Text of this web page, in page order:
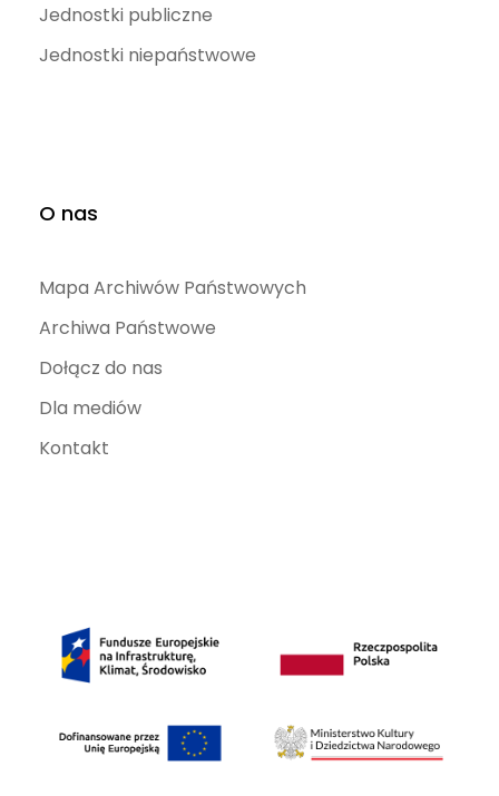
Jednostki publiczne
Jednostki niepaństwowe
O nas
Mapa Archiwów Państwowych
Archiwa Państwowe
Dołącz do nas
Dla mediów
Kontakt